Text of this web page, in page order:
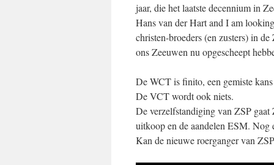
jaar, die het laatste decennium in
Hans van der Hart and I am
christen-broeders (en zusters) in
ons Zeeuwen nu opgescheept
De WCT is finito, een gemiste
De VCT wordt ook niets.
De verzelfstandiging van ZSP
uitkoop en de aandelen ESM. Nog
Kan de nieuwe roerganger van